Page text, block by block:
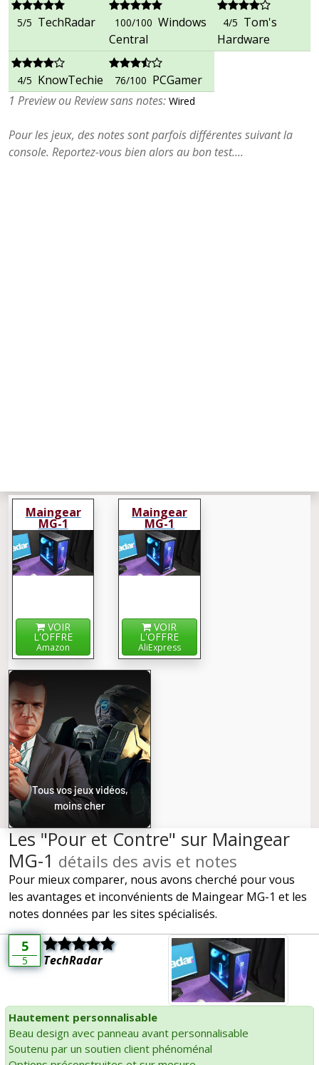
5/5 TechRadar 100/100 Windows
Central
4/5 Tom's
Hardware
4/5 KnowTechie 76/100 PCGamer
1 Preview ou Review sans notes: Wired
Pour les jeux, des notes sont parfois différentes suivant la
console. Reportez-vous bien alors au bon test....
Maingear
MG-1
VOIR
L'OFFRE
Amazon
Maingear
MG-1
VOIR
L'OFFRE
AliExpress
Tous vos jeux vidéos,
moins cher
Les "Pour et Contre" sur Maingear
MG-1 détails des avis et notes
Pour mieux comparer, nous avons cherché pour vous
les avantages et inconvénients de Maingear MG-1 et les
notes données par les sites spécialisés.
5
5 TechRadar
Hautement personnalisable
Beau design avec panneau avant personnalisable
Soutenu par un soutien client phénoménal